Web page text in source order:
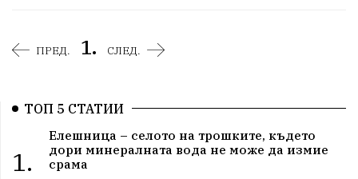
ПРЕД. 1. СЛЕД.
ТОП 5 СТАТИИ
1.
Елешница – селото на трошките, където
дори минералната вода не може да измие
срама